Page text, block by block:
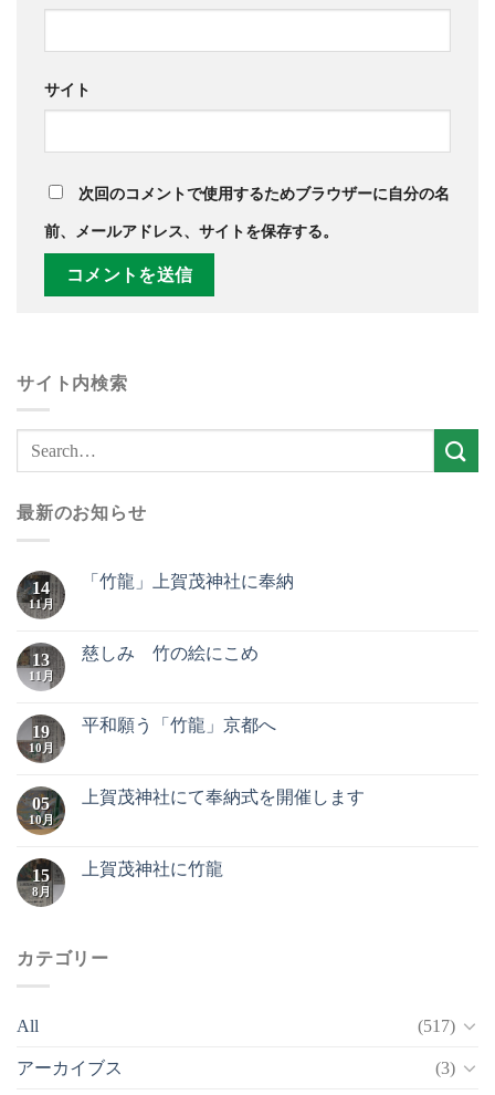
サイト
次回のコメントで使用するためブラウザーに自分の名
前、メールアドレス、サイトを保存する。
サイト内検索
最新のお知らせ
14
11月
「竹龍」上賀茂神社に奉納
13
11月
慈しみ 竹の絵にこめ
19
10月
平和願う「竹龍」京都へ
05
10月
上賀茂神社にて奉納式を開催します
15
8月
上賀茂神社に竹龍
カテゴリー
All (517)
アーカイブス (3)